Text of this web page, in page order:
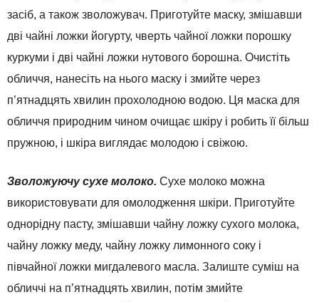
засіб, а також зволожувач. Приготуйте маску, змішавши
дві чайні ложки йогурту, чверть чайної ложки порошку
куркуми і дві чайні ложки нутового борошна. Очистіть
обличчя, нанесіть на нього маску і змийте через
п’ятнадцять хвилин прохолодною водою. Ця маска для
обличчя природним чином очищає шкіру і робить її більш
пружною, і шкіра виглядає молодою і свіжою.
Зволожуючу сухе молоко. Сухе молоко можна
використовувати для омолодження шкіри. Приготуйте
однорідну пасту, змішавши чайну ложку сухого молока,
чайну ложку меду, чайну ложку лимонного соку і
півчайної ложки мигдалевого масла. Залиште суміш на
обличчі на п’ятнадцять хвилин, потім змийте